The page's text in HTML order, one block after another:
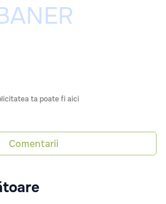
ta poate fi aici
Comentarii